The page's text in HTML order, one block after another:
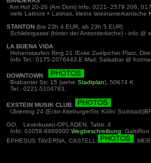
Am Hof 20-26 (Am Dom) Info: 0221- 2579 206,
viele Latinos + Latinas, kleine lateinamerkanische
STANTON (bis 23h 4 EUR, ab 23h 5 EUR)
Schildergasse (hinter der Antoniterkirche) - info @
LA BUENA VIDA
Hohenstaufen Ring 21 /Ecke Zuelpicher Platz,
Info Tel.: 0175-2076443,E-Mail: Salsabar @
DOWNTOWN
Brabanter Str. 15 (siehe Stadtplan), 50674 K
Tel.: 0221-5104783,
EXSTEIN MUSIK CLUB,
Ubierring 24 (Ecke AlteburgerStr, Köln/
GO, Leverkusen-OPLADEN, Talstr. 4
Info: 02058-8989900 Wegbeschreibung: GabiRon
EPHESUS TAVERNA, CASTELL
,